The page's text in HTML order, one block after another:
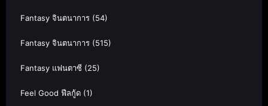
Fantasy จินตนาการ (54)
Fantasy จินตนาการ (515)
Fantasy แฟนตาซี (25)
Feel Good ฟีลกู้ด (1)